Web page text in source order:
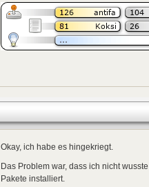
Okay, ich habe es hingekriegt.
Das Problem war, dass ich nicht
Pakete installiert.